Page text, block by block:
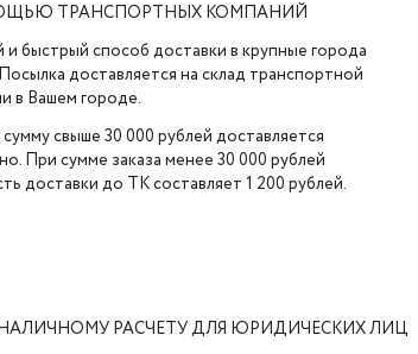
ТРАНСПОРТНЫХ КОМПАНИЙ
быстрый способ доставки в крупные города
доставляется на склад транспортной
в Вашем городе.
сумму свыше 30 000 рублей доставляется
При сумме заказа менее 30 000 рублей
доставки до ТК составляет 1 200 рублей.
РАСЧЕТУ ДЛЯ ЮРИДИЧЕСКИХ ЛИЦ